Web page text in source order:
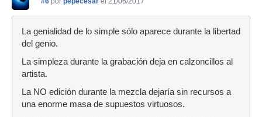
La genialidad de lo simple sólo aparece durante la libertad
del genio.
La simpleza durante la grabación deja en calzoncillos al
artista.
La NO edición durante la mezcla dejaría sin recursos a
una enorme masa de supuestos virtuosos.